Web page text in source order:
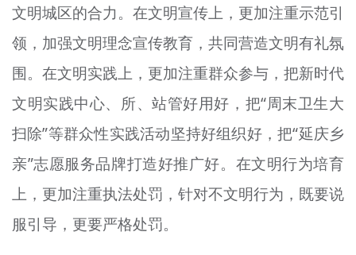
文明城区的合力。在文明宣传上，更加注重示范引
领，加强文明理念宣传教育，共同营造文明有礼氛
围。在文明实践上，更加注重群众参与，把新时代
文明实践中心、所、站管好用好，把“周末卫生大
扫除”等群众性实践活动坚持好组织好，把“延庆乡
亲”志愿服务品牌打造好推广好。在文明行为培育
上，更加注重执法处罚，针对不文明行为，既要说
服引导，更要严格处罚。